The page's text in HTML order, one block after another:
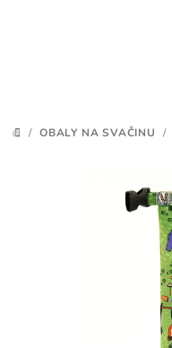
DOMŮ
/ OBALY NA SVAČINU /